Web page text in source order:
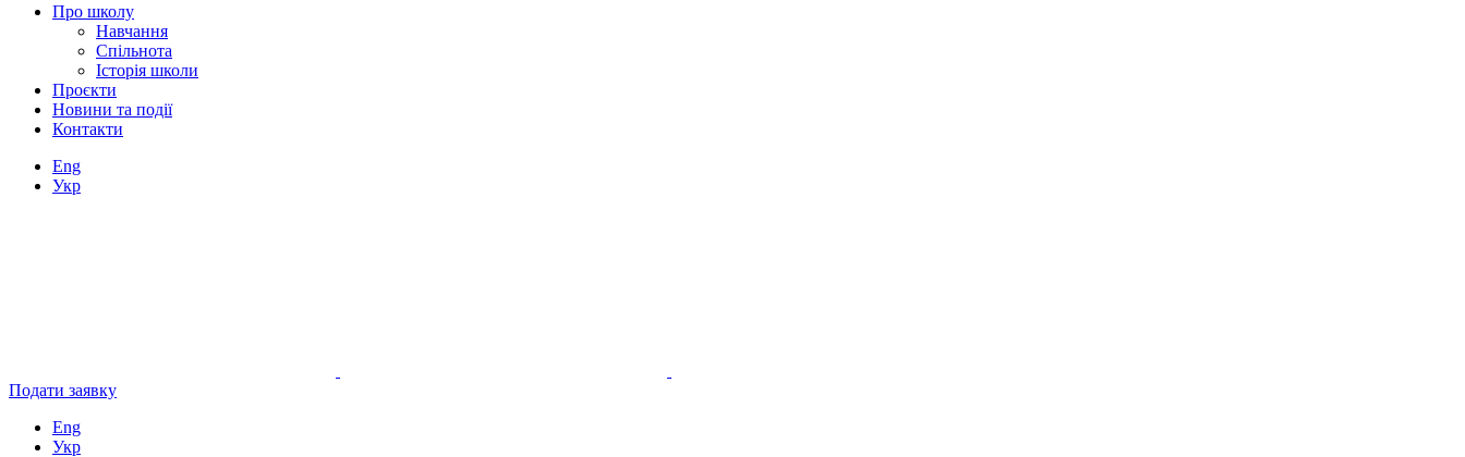
Про школу
Навчання
Спільнота
Історія школи
Проєкти
Новини та події
Контакти
Eng
Укр
Подати заявку
Eng
Укр